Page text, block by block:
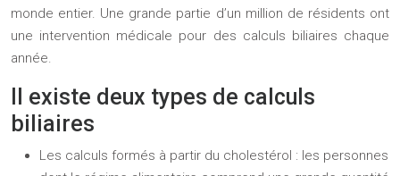
monde entier. Une grande partie d’un million de résidents ont
une intervention médicale pour des calculs biliaires chaque
année.
Il existe deux types de calculs
biliaires
Les calculs formés à partir du cholestérol : les personnes